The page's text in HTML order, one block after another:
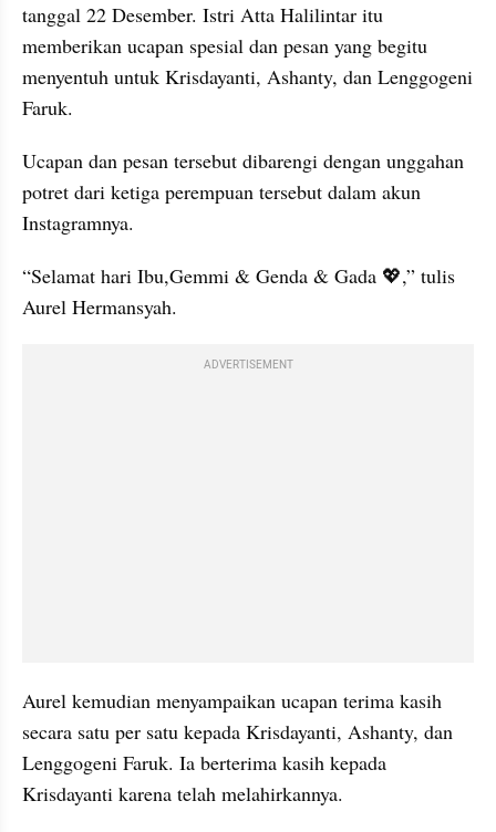
tanggal 22 Desember. Istri Atta Halilintar itu
memberikan ucapan spesial dan pesan yang begitu
menyentuh untuk Krisdayanti, Ashanty, dan Lenggogeni
Faruk.
Ucapan dan pesan tersebut dibarengi dengan unggahan
potret dari ketiga perempuan tersebut dalam akun
Instagramnya.
“Selamat hari Ibu,Gemmi & Genda & Gada 💖,” tulis
Aurel Hermansyah.
ADVERTISEMENT
Aurel kemudian menyampaikan ucapan terima kasih
secara satu per satu kepada Krisdayanti, Ashanty, dan
Lenggogeni Faruk. Ia berterima kasih kepada
Krisdayanti karena telah melahirkannya.